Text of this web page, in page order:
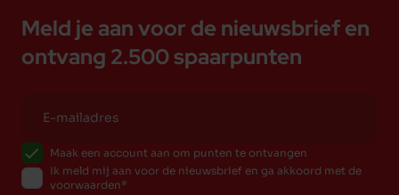
Meld je aan voor de nieuwsbrief en
ontvang 2.500 spaarpunten
Maak een account aan om punten te ontvangen
Ik meld mij aan voor de nieuwsbrief en ga akkoord met de
voorwaarden